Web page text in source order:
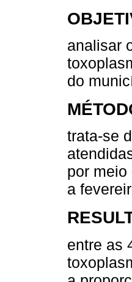
analisar
do
trata-se
por
a
entre as